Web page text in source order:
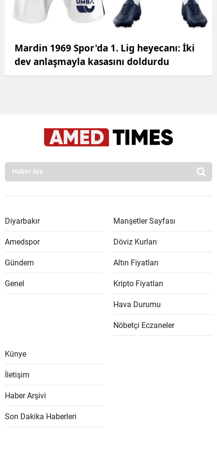
Mardin 1969 Spor'da 1. Lig heyecanı: İki
dev anlaşmayla kasasını doldurdu
Diyarbakır
Amedspor
Gündem
Genel
Manşetler Sayfası
Döviz Kurları
Altın Fiyatları
Kripto Fiyatları
Hava Durumu
Nöbetçi Eczaneler
Künye
İletişim
Haber Arşivi
Son Dakika Haberleri